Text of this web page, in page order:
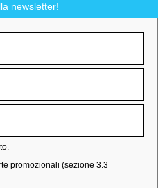
newsletter!
promozionali (sezione 3.3